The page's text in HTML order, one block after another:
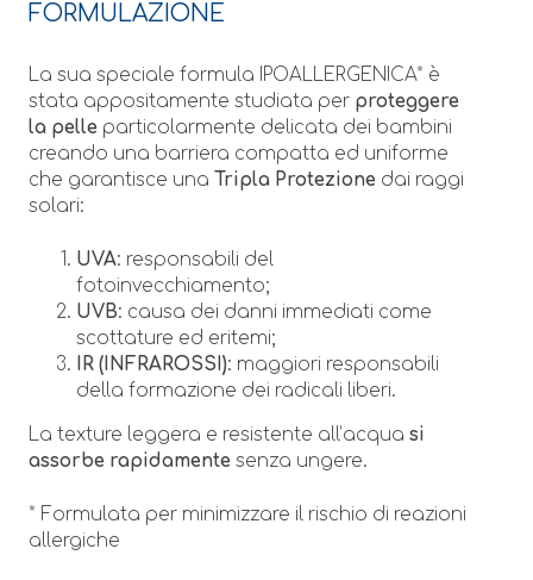
FORMULAZIONE
La sua speciale formula IPOALLERGENICA* è
stata appositamente studiata per proteggere
la pelle particolarmente delicata dei bambini
creando una barriera compatta ed uniforme
che garantisce una Tripla Protezione dai raggi
solari:
UVA: responsabili del
fotoinvecchiamento;
UVB: causa dei danni immediati come
scottature ed eritemi;
IR (INFRAROSSI): maggiori responsabili
della formazione dei radicali liberi.
La texture leggera e resistente all’acqua si
assorbe rapidamente senza ungere.
* Formulata per minimizzare il rischio di reazioni
allergiche